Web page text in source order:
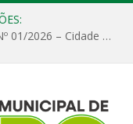
EDITAL DE CHAMAMENTO PÚBLICO Nº 01/2026 – Cidade de Faro